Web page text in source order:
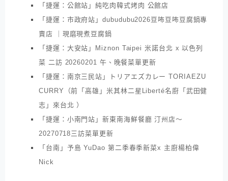
「捷運：公館站」純吃肉韓式烤肉 公館店
「捷運：市政府站」dubudubu2026豆咘豆咘豆腐鍋專
賣店 ｜現磨現煮豆腐鍋
「捷運：大安站」Miznon Taipei 米諾台北 x 以色列
菜 二訪 20260201 午、晚餐菜單更新
「捷運：南京三民站」トリアエズカレー TORIAEZU
CURRY（前「高雄」米其林二星Liberté名廚「武田健
志」來台北 ）
「捷運：小南門站」新東南海鮮餐廳 汀州店～
20270718三訪菜單更新
「台南」予島 YuDao 第二季春季新菜x 主廚楊柏偉
Nick